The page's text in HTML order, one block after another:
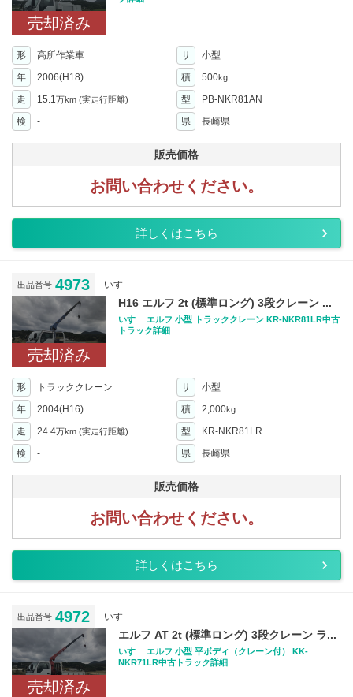
売却済み
形 高所作業車 サ
小型
年
2006(H18) 積 500kg
走 15.1万km (実走行距離) 型
PB-NKR81AN
検
- 県 長崎県
販売価格
お問い合わせください。
詳しくはこちら
出品番号 4973 いすゞ
売却済み
H16 エルフ 2t (標準ロング) 3段クレーン ...
いすゞ エルフ 小型 トラッククレーン KR-NKR81LR中古
トラック詳細
形 トラッククレーン サ
小型
年
2004(H16) 積 2,000kg
走 24.4万km (実走行距離) 型
KR-NKR81LR
検
- 県 長崎県
販売価格
お問い合わせください。
詳しくはこちら
出品番号 4972 いすゞ
売却済み
エルフ AT 2t (標準ロング) 3段クレーン ラ...
いすゞ エルフ 小型 平ボディ（クレーン付） KK-
NKR71LR中古トラック詳細